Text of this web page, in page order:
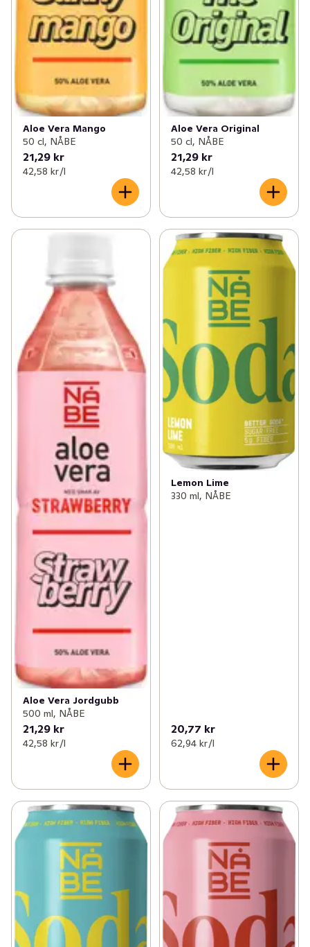
Aloe Vera Mango
50 cl, NÅBE
21,29 kr
42,58 kr /l
Aloe Vera Original
50 cl, NÅBE
21,29 kr
42,58 kr /l
Aloe Vera Jordgubb
500 ml, NÅBE
21,29 kr
42,58 kr /l
Lemon Lime
330 ml, NÅBE
20,77 kr
62,94 kr /l